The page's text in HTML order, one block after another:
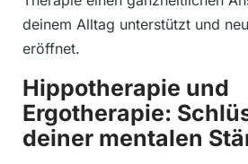
deinem Alltag unterstützt und
eröffnet.
Hippotherapie und
Ergotherapie:
deiner mentalen